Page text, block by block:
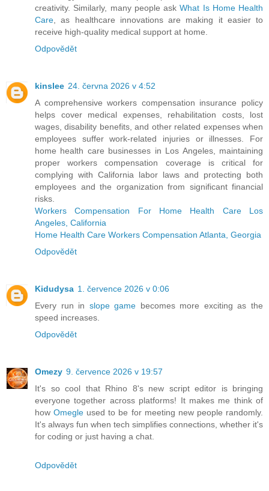
creativity. Similarly, many people askWhat Is Home Health
Care, as healthcare innovations are making it easier to
receive high-quality medical support at home.
Odpovědět
kinslee 24. června 2026 v 4:52
A comprehensive workers compensation insurance policy
helps cover medical expenses, rehabilitation costs, lost
wages, disability benefits, and other related expenses when
employees suffer work-related injuries or illnesses. For
home health care businesses in Los Angeles, maintaining
proper workers compensation coverage is critical for
complying with California labor laws and protecting both
employees and the organization from significant financial
risks.
Workers Compensation For Home Health Care Los
Angeles, California
Home Health Care Workers Compensation Atlanta, Georgia
Odpovědět
Kidudysa 1. července 2026 v 0:06
Every run in slope game becomes more exciting as the
speed increases.
Odpovědět
Omezy 9. července 2026 v 19:57
It's so cool that Rhino 8's new script editor is bringing
everyone together across platforms! It makes me think of
howOmegle used to be for meeting new people randomly.
It's always fun when tech simplifies connections, whether it's
for coding or just having a chat.
Odpovědět